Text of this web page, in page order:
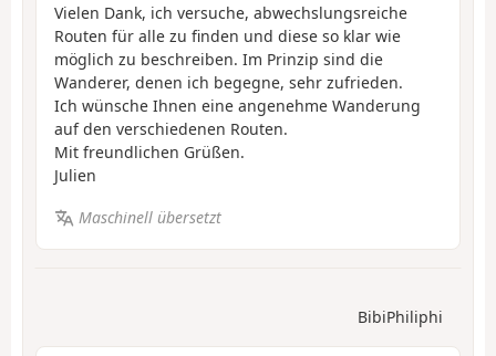
Vielen Dank, ich versuche, abwechslungsreiche
Routen für alle zu finden und diese so klar wie
möglich zu beschreiben. Im Prinzip sind die
Wanderer, denen ich begegne, sehr zufrieden.
Ich wünsche Ihnen eine angenehme Wanderung
auf den verschiedenen Routen.
Mit freundlichen Grüßen.
Julien
Maschinell übersetzt
BibiPhiliphi